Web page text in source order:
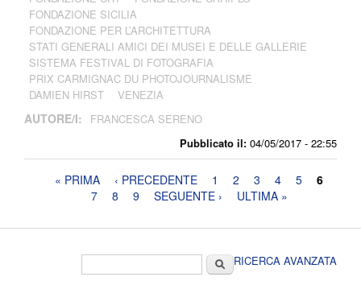
Pubblicato il: 04/05/2017 - 22:55
FONDAZIONE SICILIA
FONDAZIONE PER L’ARCHITETTURA
STATI GENERALI AMICI DEI MUSEI E DELLE GALLERIE
SISTEMA FESTIVAL DI FOTOGRAFIA
PRIX CARMIGNAC DU PHOTOJOURNALISME
DAMIEN HIRST
VENEZIA
AUTORE/I: FRANCESCA SERENO
Pagine« PRIMA ‹ PRECEDENTE 1 2 3 4 5
6
7
8 9 SEGUENTE › ULTIMA »
CercaRICERCA AVANZATA